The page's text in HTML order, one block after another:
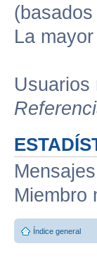
La
Usuarios
Miembro
Índice general